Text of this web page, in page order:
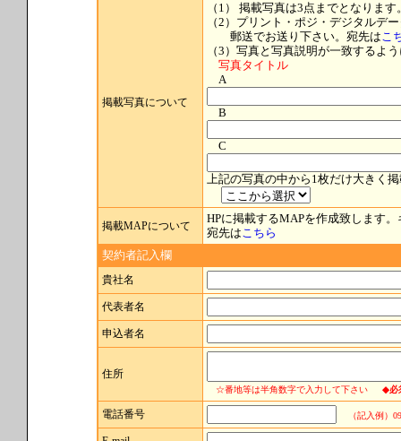
掲載写真について
（1） 掲載写真は3点までとなります
（2）プリント・ポジ・デジタルデ
郵送でお送り下さい。宛先はこ
（3）写真と写真説明が一致するよ
写真タイトル
A
B
C
上記の写真の中から1枚だけ大きく
掲載MAPについて
HPに掲載するMAPを作成致します
宛先はこちら
契約者記入欄
貴社名
代表者名
申込者名
住所
☆番地等は半角数字で入力して下さい ◆必
電話番号 （記入例）